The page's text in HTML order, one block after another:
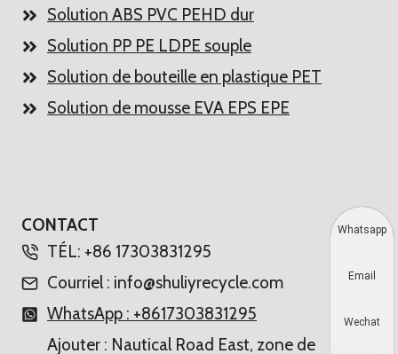
Solution ABS PVC PEHD dur
Solution PP PE LDPE souple
Solution de bouteille en plastique PET
Solution de mousse EVA EPS EPE
CONTACT
TÉL: +86 17303831295
Courriel : info@shuliyrecycle.com
WhatsApp : +8617303831295
Ajouter : Nautical Road East, zone de
Whatsapp
Email
Wechat